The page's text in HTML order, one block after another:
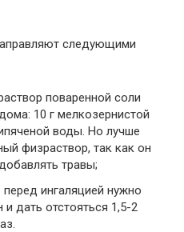
следующими
поваренной соли
10 г мелкозернистой
воды. Но лучше
физраствор, так как он
травы;
ингаляцией нужно
и дать отстояться 1,5-2